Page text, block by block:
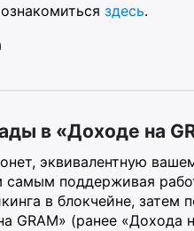
здесь.
в «Доходе на
эквивалентную
самым поддерживая
в блокчейне, затем
GRAM» (ранее «Дохода